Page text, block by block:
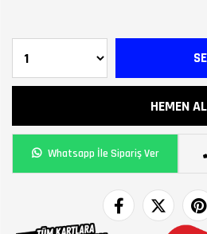
Whatsapp İle Sipariş Ver